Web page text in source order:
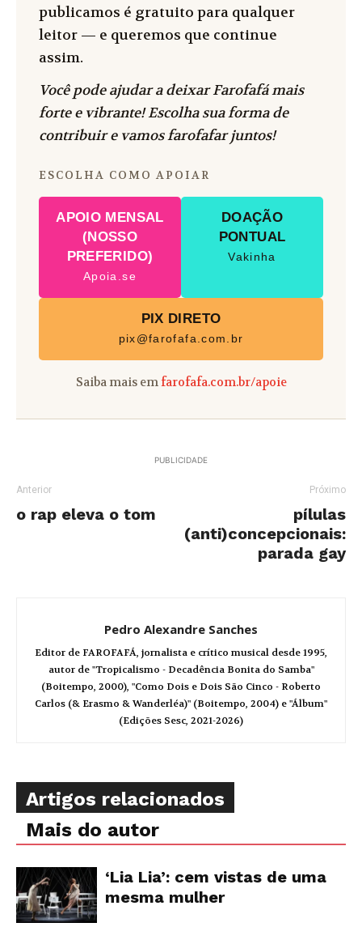
publicamos é gratuito para qualquer
leitor — e queremos que continue
assim.
Você pode ajudar a deixar Farofafá mais
forte e vibrante! Escolha sua forma de
contribuir e vamos farofafar juntos!
ESCOLHA COMO APOIAR
APOIO MENSAL
(NOSSO
PREFERIDO)
Apoia.se
DOAÇÃO
PONTUAL
Vakinha
PIX DIRETO
pix@farofafa.com.br
Saiba mais emfarofafa.com.br/apoie
PUBLICIDADE
Anterior
o rap eleva o tom
Próximo
pílulas
(anti)concepcionais:
parada gay
Pedro Alexandre Sanches
Editor de FAROFAFÁ, jornalista e crítico musical desde 1995,
autor de "Tropicalismo - Decadência Bonita do Samba"
(Boitempo, 2000), "Como Dois e Dois São Cinco - Roberto
Carlos (& Erasmo & Wanderléa)" (Boitempo, 2004) e "Álbum"
(Edições Sesc, 2021-2026)
Artigos relacionados
Mais do autor
‘Lia Lia’: cem vistas de uma
mesma mulher